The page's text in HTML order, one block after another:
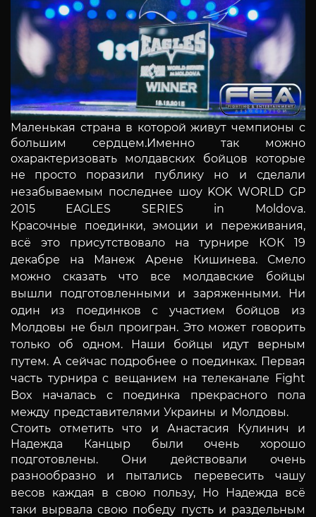
Маленькая страна в которой живут чемпионы с
большим сердцем.Именно так можно
охарактеризовать молдавских бойцов которые
не просто поразили публику но и сделали
незабываемым последнее шоу KOK WORLD GP
2015 EAGLES SERIES in Moldova.
Красочные поединки, эмоции и переживания,
всё это присутствовало на турнире КОК 19
декабре на Манеж Арене Кишинева. Смело
можно сказать что все молдавские бойцы
вышли подготовленными и заряженными. Ни
один из поединков с участием бойцов из
Молдовы не был проигран. Это может говорить
только об одном. Наши бойцы идут верным
путем. А сейчас подробнее о поединках. Первая
часть турнира с вещанием на телеканале Fight
Box началась с поединка прекрасного пола
между представителями Украины и Молдовы.
Стоить отметить что и Анастасия Кулинич и
Надежда Канцыр были очень хорошо
подготовлены. Они действовали очень
разнообразно и пытались перевесить чашу
весов каждая в свою пользу, Но Надежда всё
таки вырвала свою победу пусть и раздельным